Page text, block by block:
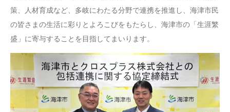
策、人材育成など、多岐にわたる分野で連携を推進し、海津市民
の皆さまの生活に彩りとよろこびをもたらし、海津市の「生涯繁
盛」に寄与することを目指してまいります。